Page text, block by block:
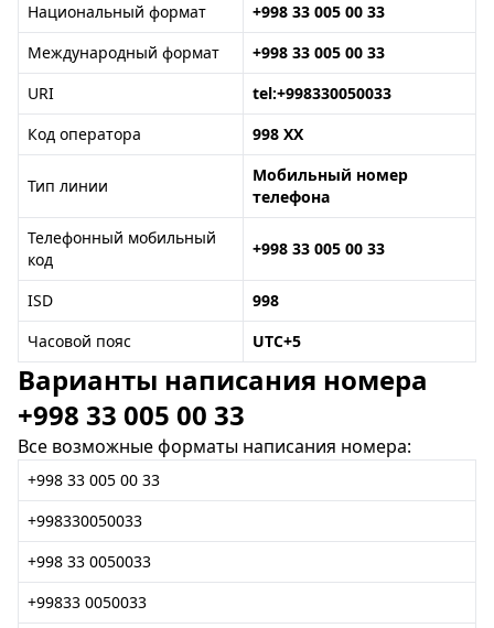
Национальный формат
+998 33 005 00 33
Международный формат
+998 33 005 00 33
URI
tel:+998330050033
Код оператора
998 XX
Тип линии
Мобильный номер
телефона
Телефонный мобильный
код
+998 33 005 00 33
ISD
998
Часовой пояс
UTC+5
Варианты написания номера
+998 33 005 00 33
Все возможные форматы написания номера:
+998 33 005 00 33
+998330050033
+998 33 0050033
+99833 0050033